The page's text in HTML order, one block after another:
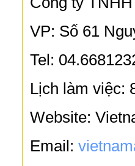
VP: Số 61
Tel:
Lịch làm việc:
Website:
Email: